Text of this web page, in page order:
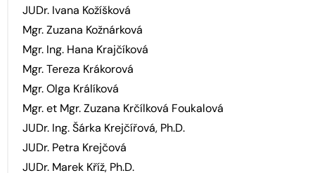
JUDr. Ivana Kožíšková
Mgr. Zuzana Kožnárková
Mgr. Ing. Hana Krajčíková
Mgr. Tereza Krákorová
Mgr. Olga Králíková
Mgr. et Mgr. Zuzana Krčílková Foukalová
JUDr. Ing. Šárka Krejčířová, Ph.D.
JUDr. Petra Krejčová
JUDr. Marek Kříž, Ph.D.